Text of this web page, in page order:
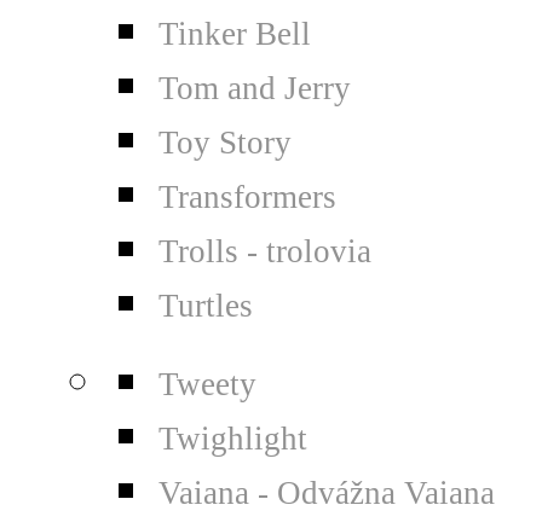
Tinker Bell
Tom and Jerry
Toy Story
Transformers
Trolls - trolovia
Turtles
Tweety
Twighlight
Vaiana - Odvážna Vaiana